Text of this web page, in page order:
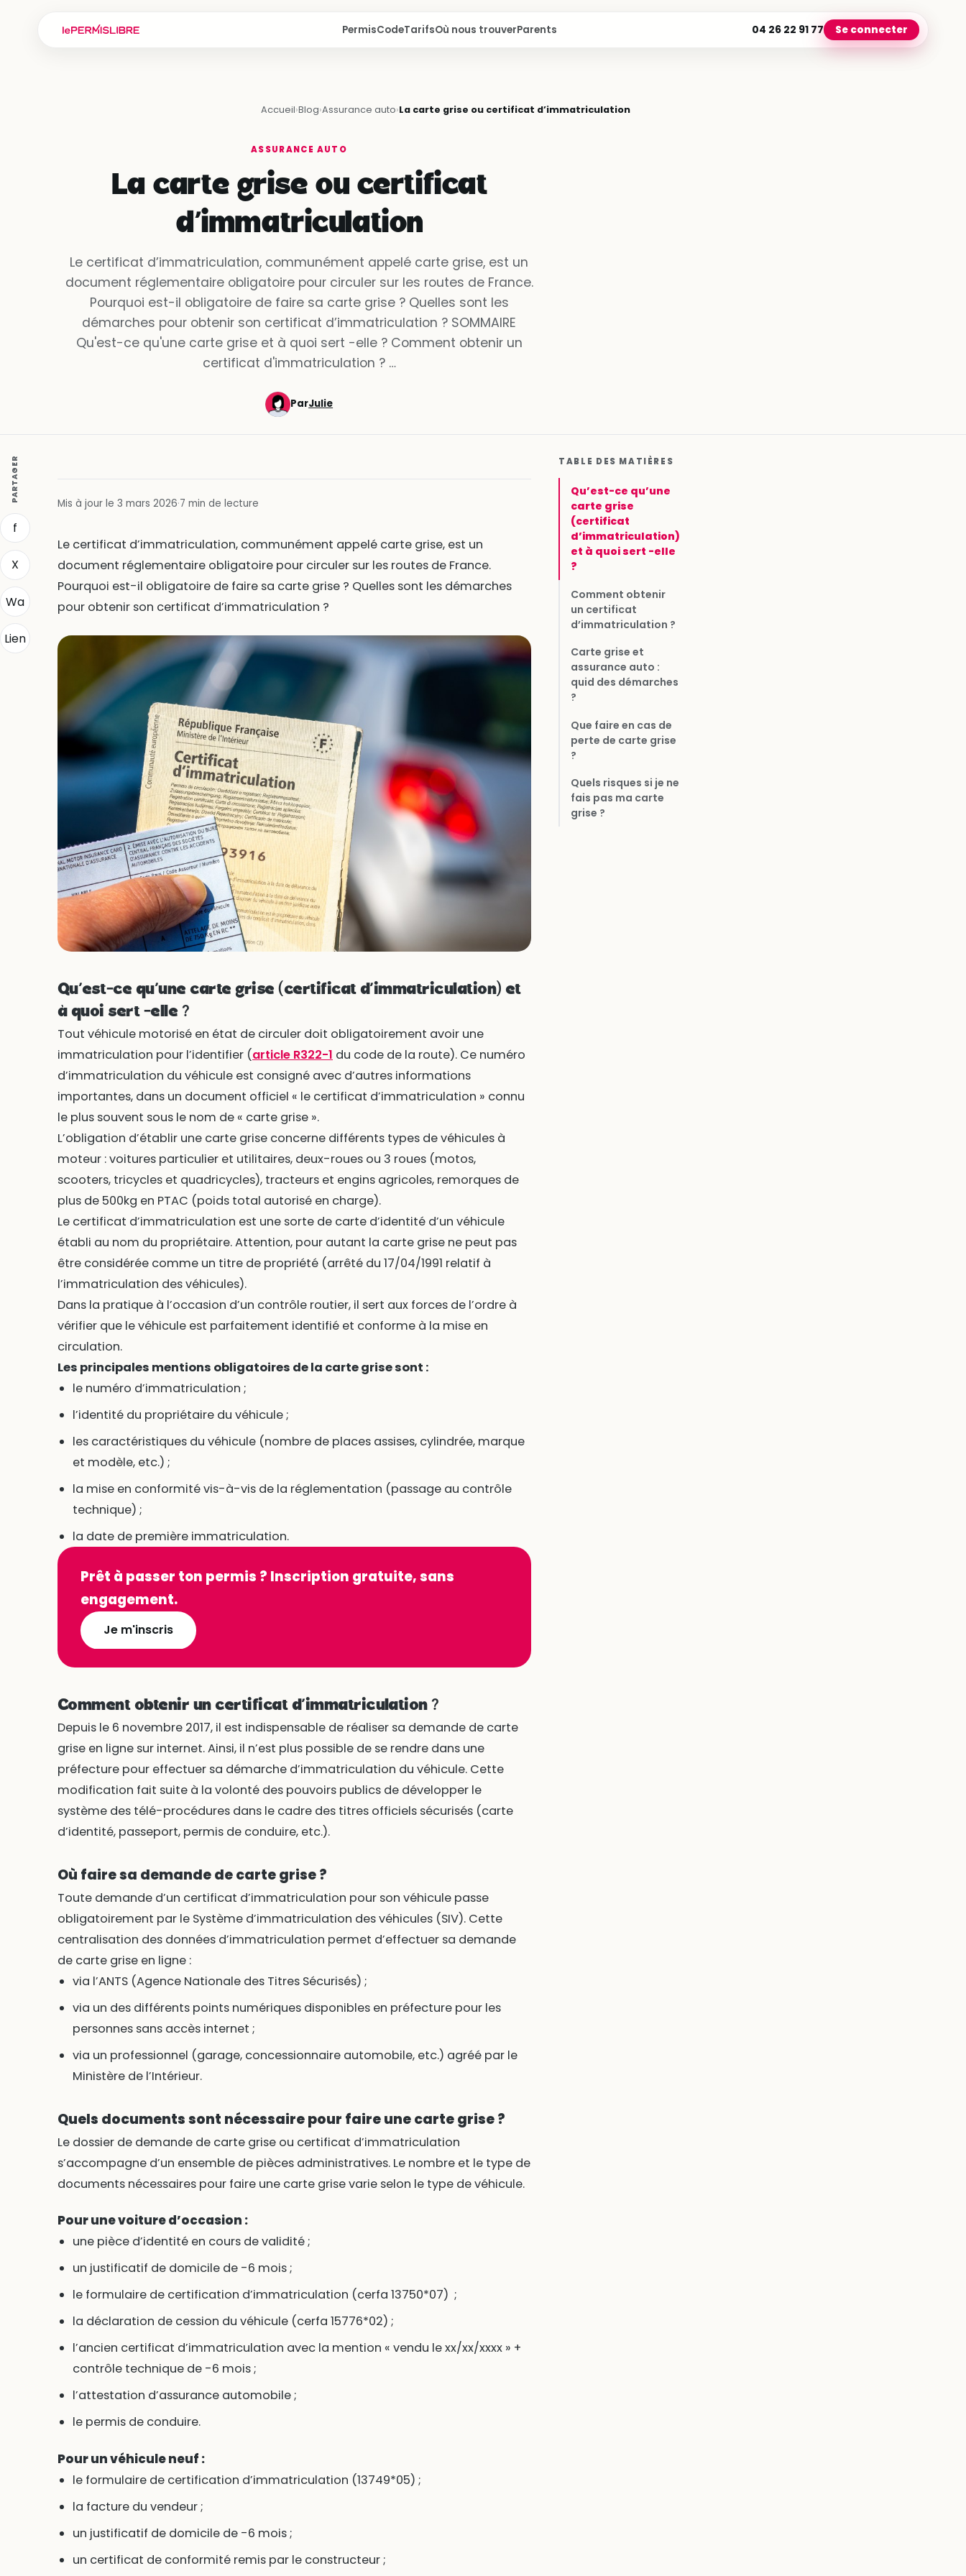
PermisCodeTarifsOù nous trouverParents 04 26 22 91 77 Se connecter
Accueil›Blog›Assurance auto›La carte grise ou certificat d’immatriculation
ASSURANCE AUTO
La carte grise ou certificat
d’immatriculation
Le certificat d’immatriculation, communément appelé carte grise, est un
document réglementaire obligatoire pour circuler sur les routes de France.
Pourquoi est-il obligatoire de faire sa carte grise ? Quelles sont les
démarches pour obtenir son certificat d’immatriculation ? SOMMAIRE
Qu'est-ce qu'une carte grise et à quoi sert -elle ? Comment obtenir un
certificat d'immatriculation ? …
ParJulie
PARTAGER
f
X
Wa
Lien
Mis à jour le 3 mars 2026·7 min de lecture
Le certificat d’immatriculation, communément appelé carte grise, est un
document réglementaire obligatoire pour circuler sur les routes de France.
Pourquoi est-il obligatoire de faire sa carte grise ? Quelles sont les démarches
pour obtenir son certificat d’immatriculation ?
Qu’est-ce qu’une carte grise (certificat d’immatriculation) et
à quoi sert -elle ?
Tout véhicule motorisé en état de circuler doit obligatoirement avoir une
immatriculation pour l’identifier (article R322-1 du code de la route). Ce numéro
d’immatriculation du véhicule est consigné avec d’autres informations
importantes, dans un document officiel « le certificat d’immatriculation » connu
le plus souvent sous le nom de « carte grise ».
L’obligation d’établir une carte grise concerne différents types de véhicules à
moteur : voitures particulier et utilitaires, deux-roues ou 3 roues (motos,
scooters, tricycles et quadricycles), tracteurs et engins agricoles, remorques de
plus de 500kg en PTAC (poids total autorisé en charge).
Le certificat d’immatriculation est une sorte de carte d’identité d’un véhicule
établi au nom du propriétaire. Attention, pour autant la carte grise ne peut pas
être considérée comme un titre de propriété (arrêté du 17/04/1991 relatif à
l’immatriculation des véhicules).
Dans la pratique à l’occasion d’un contrôle routier, il sert aux forces de l’ordre à
vérifier que le véhicule est parfaitement identifié et conforme à la mise en
circulation.
Les principales mentions obligatoires de la carte grise sont :
le numéro d’immatriculation ;
l’identité du propriétaire du véhicule ;
les caractéristiques du véhicule (nombre de places assises, cylindrée, marque
et modèle, etc.) ;
la mise en conformité vis-à-vis de la réglementation (passage au contrôle
technique) ;
la date de première immatriculation.
Prêt à passer ton permis ? Inscription gratuite, sans
engagement.
Je m'inscris
Comment obtenir un certificat d’immatriculation ?
Depuis le 6 novembre 2017, il est indispensable de réaliser sa demande de carte
grise en ligne sur internet. Ainsi, il n’est plus possible de se rendre dans une
préfecture pour effectuer sa démarche d’immatriculation du véhicule. Cette
modification fait suite à la volonté des pouvoirs publics de développer le
système des télé-procédures dans le cadre des titres officiels sécurisés (carte
d’identité, passeport, permis de conduire, etc.).
Où faire sa demande de carte grise ?
Toute demande d’un certificat d’immatriculation pour son véhicule passe
obligatoirement par le Système d’immatriculation des véhicules (SIV). Cette
centralisation des données d’immatriculation permet d’effectuer sa demande
de carte grise en ligne :
via l’ANTS (Agence Nationale des Titres Sécurisés) ;
via un des différents points numériques disponibles en préfecture pour les
personnes sans accès internet ;
via un professionnel (garage, concessionnaire automobile, etc.) agréé par le
Ministère de l’Intérieur.
Quels documents sont nécessaire pour faire une carte grise ?
Le dossier de demande de carte grise ou certificat d’immatriculation
s’accompagne d’un ensemble de pièces administratives. Le nombre et le type de
documents nécessaires pour faire une carte grise varie selon le type de véhicule.
Pour une voiture d’occasion :
une pièce d’identité en cours de validité ;
un justificatif de domicile de -6 mois ;
le formulaire de certification d’immatriculation (cerfa 13750*07) ;
la déclaration de cession du véhicule (cerfa 15776*02) ;
l’ancien certificat d’immatriculation avec la mention « vendu le xx/xx/xxxx » +
contrôle technique de -6 mois ;
l’attestation d’assurance automobile ;
le permis de conduire.
Pour un véhicule neuf :
le formulaire de certification d’immatriculation (13749*05) ;
la facture du vendeur ;
un justificatif de domicile de -6 mois ;
un certificat de conformité remis par le constructeur ;
TABLE DES MATIÈRES
Qu’est-ce qu’une
carte grise
(certificat
d’immatriculation)
et à quoi sert -elle
?
Comment obtenir
un certificat
d’immatriculation ?
Carte grise et
assurance auto :
quid des démarches
?
Que faire en cas de
perte de carte grise
?
Quels risques si je ne
fais pas ma carte
grise ?